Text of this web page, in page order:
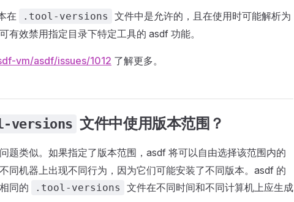
在 .tool-versions
文件中是允许的，且在使用时可能解析为
有效禁用指定目录下特定工具的 asdf 功能。
vm/asdf/issues/1012 了解更多。
versions 文件中使用版本范围？
题类似。如果指定了版本范围，asdf 将可以自由选择该范围内的
同机器上出现不同行为，因为它们可能安装了不同版本。asdf 的
同的
.tool-versions
文件在不同时间和不同计算机上应生成